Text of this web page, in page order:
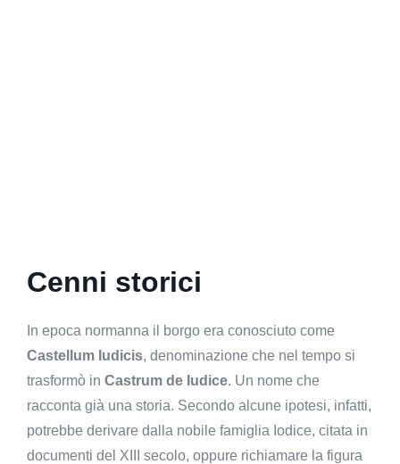
Cenni storici
In epoca normanna il borgo era conosciuto come
Castellum Iudicis, denominazione che nel tempo si
trasformò in Castrum de Iudice. Un nome che
racconta già una storia. Secondo alcune ipotesi, infatti,
potrebbe derivare dalla nobile famiglia Iodice, citata in
documenti del XIII secolo, oppure richiamare la figura